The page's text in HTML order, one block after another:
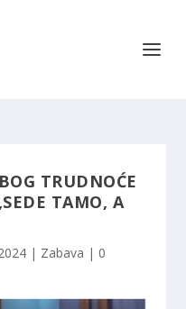
TRUDNOĆE
TAMO, A
| Zabava | 0